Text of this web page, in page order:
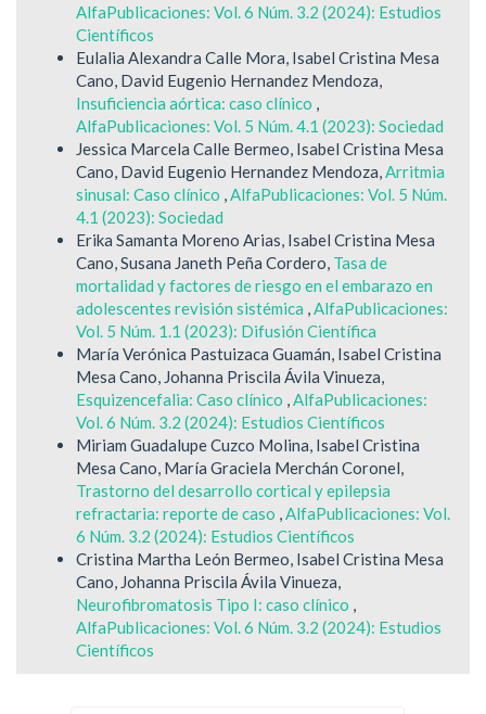
AlfaPublicaciones: Vol. 6 Núm. 3.2 (2024): Estudios
Científicos
Eulalia Alexandra Calle Mora, Isabel Cristina Mesa
Cano, David Eugenio Hernandez Mendoza,
Insuficiencia aórtica: caso clínico ,
AlfaPublicaciones: Vol. 5 Núm. 4.1 (2023): Sociedad
Jessica Marcela Calle Bermeo, Isabel Cristina Mesa
Cano, David Eugenio Hernandez Mendoza,Arritmia
sinusal: Caso clínico ,AlfaPublicaciones: Vol. 5 Núm.
4.1 (2023): Sociedad
Erika Samanta Moreno Arias, Isabel Cristina Mesa
Cano, Susana Janeth Peña Cordero, Tasa de
mortalidad y factores de riesgo en el embarazo en
adolescentes revisión sistémica ,AlfaPublicaciones:
Vol. 5 Núm. 1.1 (2023): Difusión Científica
María Verónica Pastuizaca Guamán, Isabel Cristina
Mesa Cano, Johanna Priscila Ávila Vinueza,
Esquizencefalia: Caso clínico ,AlfaPublicaciones:
Vol. 6 Núm. 3.2 (2024): Estudios Científicos
Miriam Guadalupe Cuzco Molina, Isabel Cristina
Mesa Cano, María Graciela Merchán Coronel,
Trastorno del desarrollo cortical y epilepsia
refractaria: reporte de caso ,AlfaPublicaciones: Vol.
6 Núm. 3.2 (2024): Estudios Científicos
Cristina Martha León Bermeo, Isabel Cristina Mesa
Cano, Johanna Priscila Ávila Vinueza,
Neurofibromatosis Tipo I: caso clínico ,
AlfaPublicaciones: Vol. 6 Núm. 3.2 (2024): Estudios
Científicos